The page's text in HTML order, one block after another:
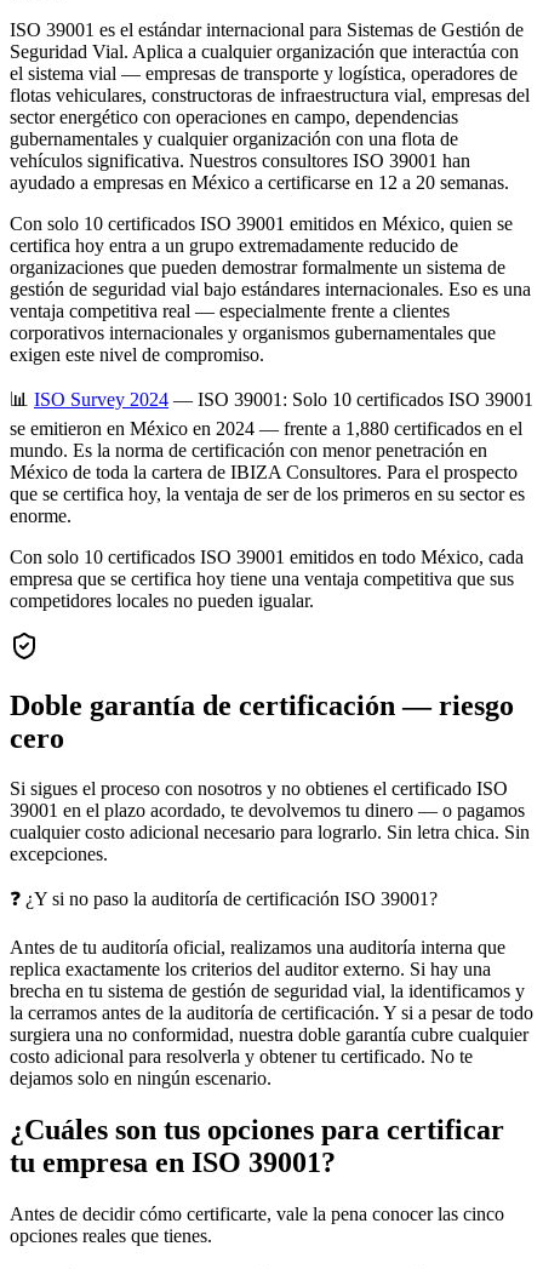
ISO 39001 es el estándar internacional para Sistemas de Gestión de
Seguridad Vial. Aplica a cualquier organización que interactúa con
el sistema vial — empresas de transporte y logística, operadores de
flotas vehiculares, constructoras de infraestructura vial, empresas del
sector energético con operaciones en campo, dependencias
gubernamentales y cualquier organización con una flota de
vehículos significativa. Nuestros consultores ISO 39001 han
ayudado a empresas en México a certificarse en 12 a 20 semanas.
Con solo 10 certificados ISO 39001 emitidos en México, quien se
certifica hoy entra a un grupo extremadamente reducido de
organizaciones que pueden demostrar formalmente un sistema de
gestión de seguridad vial bajo estándares internacionales. Eso es una
ventaja competitiva real — especialmente frente a clientes
corporativos internacionales y organismos gubernamentales que
exigen este nivel de compromiso.
📊 ISO Survey 2024 — ISO 39001: Solo 10 certificados ISO 39001
se emitieron en México en 2024 — frente a 1,880 certificados en el
mundo. Es la norma de certificación con menor penetración en
México de toda la cartera de IBIZA Consultores. Para el prospecto
que se certifica hoy, la ventaja de ser de los primeros en su sector es
enorme.
Con solo 10 certificados ISO 39001 emitidos en todo México, cada
empresa que se certifica hoy tiene una ventaja competitiva que sus
competidores locales no pueden igualar.
Doble garantía de certificación — riesgo
cero
Si sigues el proceso con nosotros y no obtienes el certificado ISO
39001 en el plazo acordado, te devolvemos tu dinero — o pagamos
cualquier costo adicional necesario para lograrlo. Sin letra chica. Sin
excepciones.
❓ ¿Y si no paso la auditoría de certificación ISO 39001?
Antes de tu auditoría oficial, realizamos una auditoría interna que
replica exactamente los criterios del auditor externo. Si hay una
brecha en tu sistema de gestión de seguridad vial, la identificamos y
la cerramos antes de la auditoría de certificación. Y si a pesar de todo
surgiera una no conformidad, nuestra doble garantía cubre cualquier
costo adicional para resolverla y obtener tu certificado. No te
dejamos solo en ningún escenario.
¿Cuáles son tus opciones para certificar
tu empresa en ISO 39001?
Antes de decidir cómo certificarte, vale la pena conocer las cinco
opciones reales que tienes.